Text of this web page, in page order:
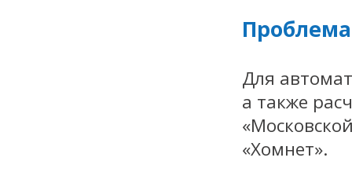
Проблема
Для
а также
«Хомнет».